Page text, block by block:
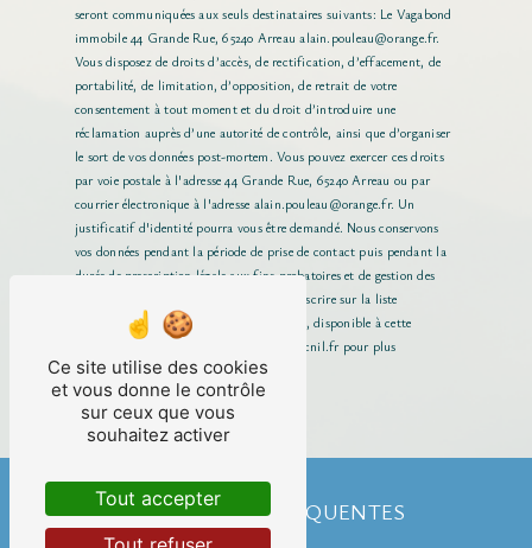
seront communiquées aux seuls destinataires suivants: Le Vagabond
immobile 44 Grande Rue, 65240 Arreau alain.pouleau@orange.fr.
Vous disposez de droits d’accès, de rectification, d’effacement, de
portabilité, de limitation, d’opposition, de retrait de votre
consentement à tout moment et du droit d’introduire une
réclamation auprès d’une autorité de contrôle, ainsi que d’organiser
le sort de vos données post-mortem. Vous pouvez exercer ces droits
par voie postale à l'adresse 44 Grande Rue, 65240 Arreau ou par
courrier électronique à l'adresse alain.pouleau@orange.fr. Un
justificatif d'identité pourra vous être demandé. Nous conservons
vos données pendant la période de prise de contact puis pendant la
durée de prescription légale aux fins probatoires et de gestion des
contentieux. Vous avez le droit de vous inscrire sur la liste
d'opposition au démarchage téléphonique, disponible à cette
. Consultez le site cnil.fr pour plus
d’informations sur vos droits.
RECHERCHES FRÉQUENTES
Ce site utilise des cookies
et vous donne le contrôle
sur ceux que vous
souhaitez activer
Tout accepter